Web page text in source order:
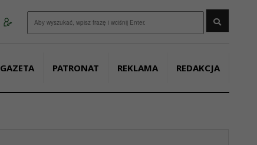
GAZETA PATRONAT REKLAMA REDAKCJA